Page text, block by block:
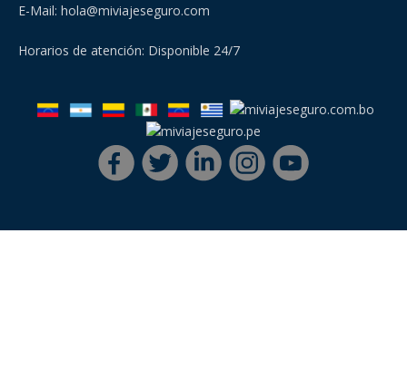
E-Mail: hola@miviajeseguro.com
Horarios de atención: Disponible 24/7